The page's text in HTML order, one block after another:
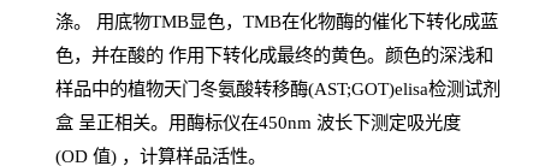
涤。 用底物TMB显色， TMB在化物酶的催化下转化成蓝
色，并在酸的 作用下转化成最终的黄色。颜色的深浅和
样品中的植物天门冬氨酸转移酶(AST;GOT)elisa检测试剂
盒呈正相关。用酶标仪在450nm 波长下测定吸光度
(OD 值) ，计算样品活性。